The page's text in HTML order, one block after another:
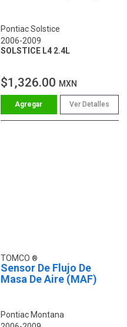
Pontiac Solstice
2006-2009
SOLSTICE L4 2.4L
$1,326.00 MXN
Ver Detalles
TOMCO
Sensor De Flujo De
Masa De Aire (MAF)
Pontiac Montana